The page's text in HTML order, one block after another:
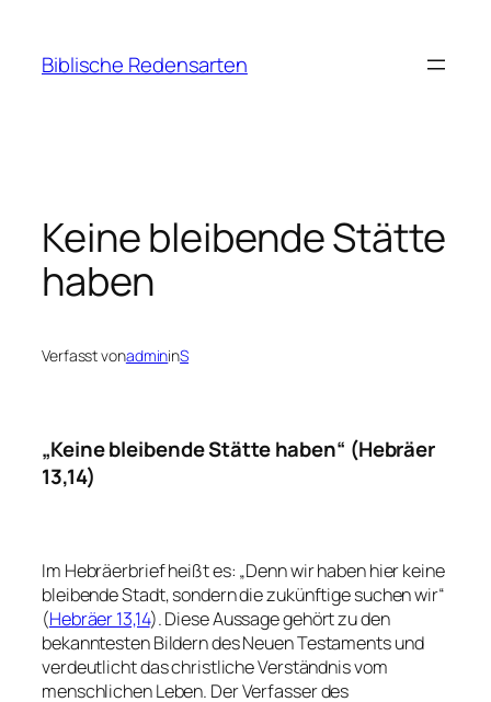
springen
Biblische Redensarten
Keine bleibende Stätte
haben
Verfasst vonadmininS
„Keine bleibende Stätte haben“ (Hebräer
13,14)
Im Hebräerbrief heißt es: „Denn wir haben hier keine
bleibende Stadt, sondern die zukünftige suchen wir“
(Hebräer 13,14). Diese Aussage gehört zu den
bekanntesten Bildern des Neuen Testaments und
verdeutlicht das christliche Verständnis vom
menschlichen Leben. Der Verfasser des